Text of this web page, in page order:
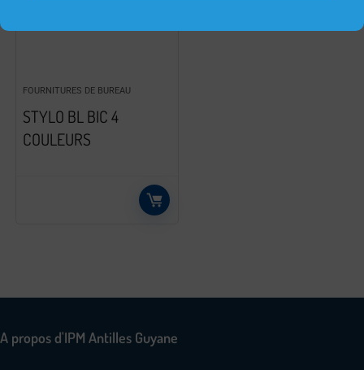
FOURNITURES DE BUREAU
STYLO BL BIC 4
COULEURS
A propos d'IPM Antilles Guyane